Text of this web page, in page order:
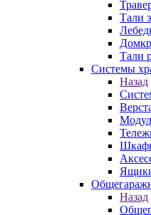
Тали
Тали
Системы
Назад
Назад